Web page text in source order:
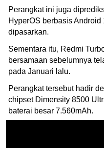
Perangkat ini juga
HyperOS berbasis Android
dipasarkan.
Sementara itu, Redmi
bersamaan sebelumnya
pada Januari lalu.
Perangkat tersebut hadir
chipset Dimensity 8500
baterai besar 7.560mAh.